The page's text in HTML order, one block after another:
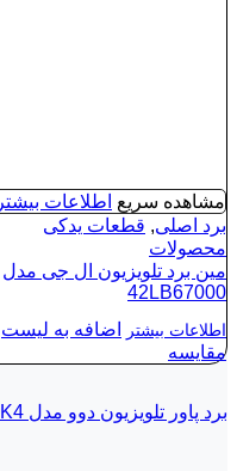
مشاهده سریع اطلاعات بیشتر
برد اصلی, قطعات یدکی
محصولات
مین برد تلویزیون ال جی مدل
42LB67000
اطلاعات بیشتر
اضافه به لیست
مقایسه
برد پاور تلویزیون دوو مدل 50K4...